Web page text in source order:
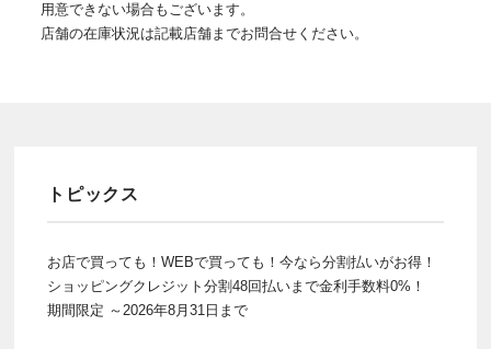
用意できない場合もございます。
店舗の在庫状況は記載店舗までお問合せください。
トピックス
お店で買っても！WEBで買っても！今なら分割払いがお得！
ショッピングクレジット分割48回払いまで金利手数料0%！
期間限定 ～2026年8月31日まで